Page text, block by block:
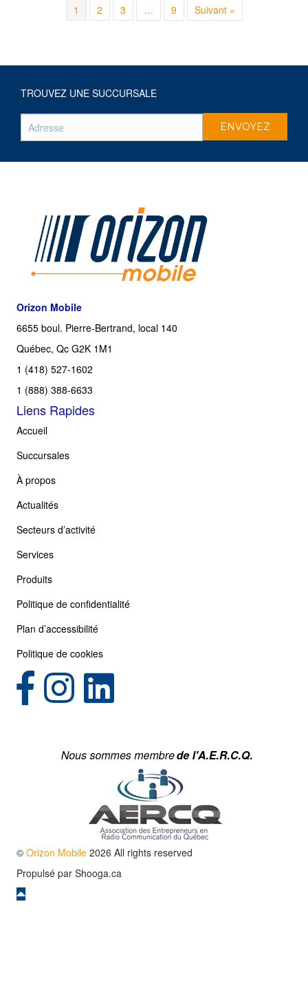
1 2 3 … 9 Suivant »
TROUVEZ UNE SUCCURSALE
Orizon Mobile
6655 boul. Pierre-Bertrand, local 140
Québec, Qc G2K 1M1
1 (418) 527-1602
1 (888) 388-6633
Liens Rapides
Accueil
Succursales
À propos
Actualités
Secteurs d’activité
Services
Produits
Politique de confidentialité
Plan d’accessibilité
Politique de cookies
(opens in new tab)
(opens in new tab)
© Orizon Mobile 2026 All rights reserved
Propulsé par Shooga.ca